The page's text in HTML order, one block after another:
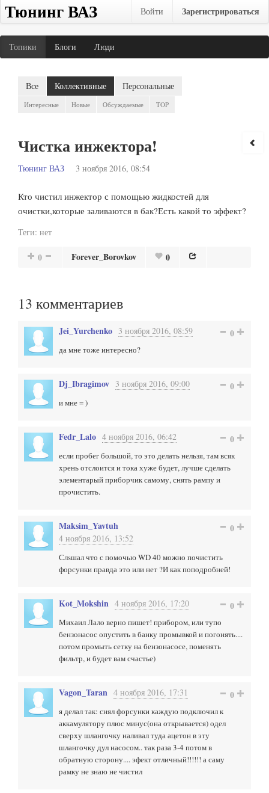
Тюнинг ВАЗ Войти Зарегистрироваться
Топики Блоги Люди
Все Коллективные Персональные
Интересные Новые Обсуждаемые TOP
Чистка инжектора!
Тюнинг ВАЗ 3 ноября 2016, 08:54
Кто чистил инжектор с помощью жидкостей для
очистки,которые заливаются в бак?Есть какой то эффект?
Теги: нет
0 Forever_Borovkov 0
13 комментариев
Jei_Yurchenko 3 ноября 2016, 08:59 0
да мне тоже интересно?
Dj_Ibragimov 3 ноября 2016, 09:00 0
и мне = )
Fedr_Lalo 4 ноября 2016, 06:42 0
если пробег большой, то это делать нельзя, там всяк
хрень отслоится и тока хуже будет, лучше сделать
элементарый приборчик самому, снять рампу и
прочистить.
Maksim_Yavtuh
4 ноября 2016, 13:52
0
Слsшал что с помочью WD 40 можно почистить
форсунки правда это или нет ?И как поподробней!
Kot_Mokshin 4 ноября 2016, 17:20 0
Михаил Лало верно пишет! прибором, или тупо
бензонасос опустить в банку промывкой и погонять....
потом промыть сетку на бензонасосе, поменять
фильтр, и будет вам счастье)
Vagon_Taran 4 ноября 2016, 17:31 0
я делал так: снял форсунки каждую подключил к
аккамулятору плюс минус(она открывается) одел
сверху шлангочку наливал туда ацетон в эту
шлангочку дул насосом.. так раза 3-4 потом в
обратную сторону.... эфект отличный!!!!!! а саму
рамку не знаю не чистил